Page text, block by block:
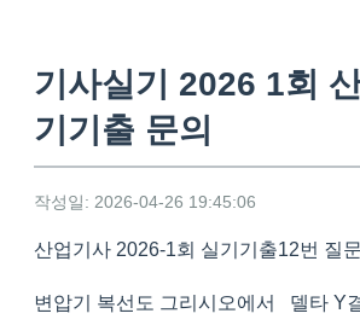
기사실기 2026 1회
기기출 문의
작성일: 2026-04-26 19:45:06
산업기사 2026-1회 실기기출12번 질문
변압기 복선도 그리시오에서 델타 Y